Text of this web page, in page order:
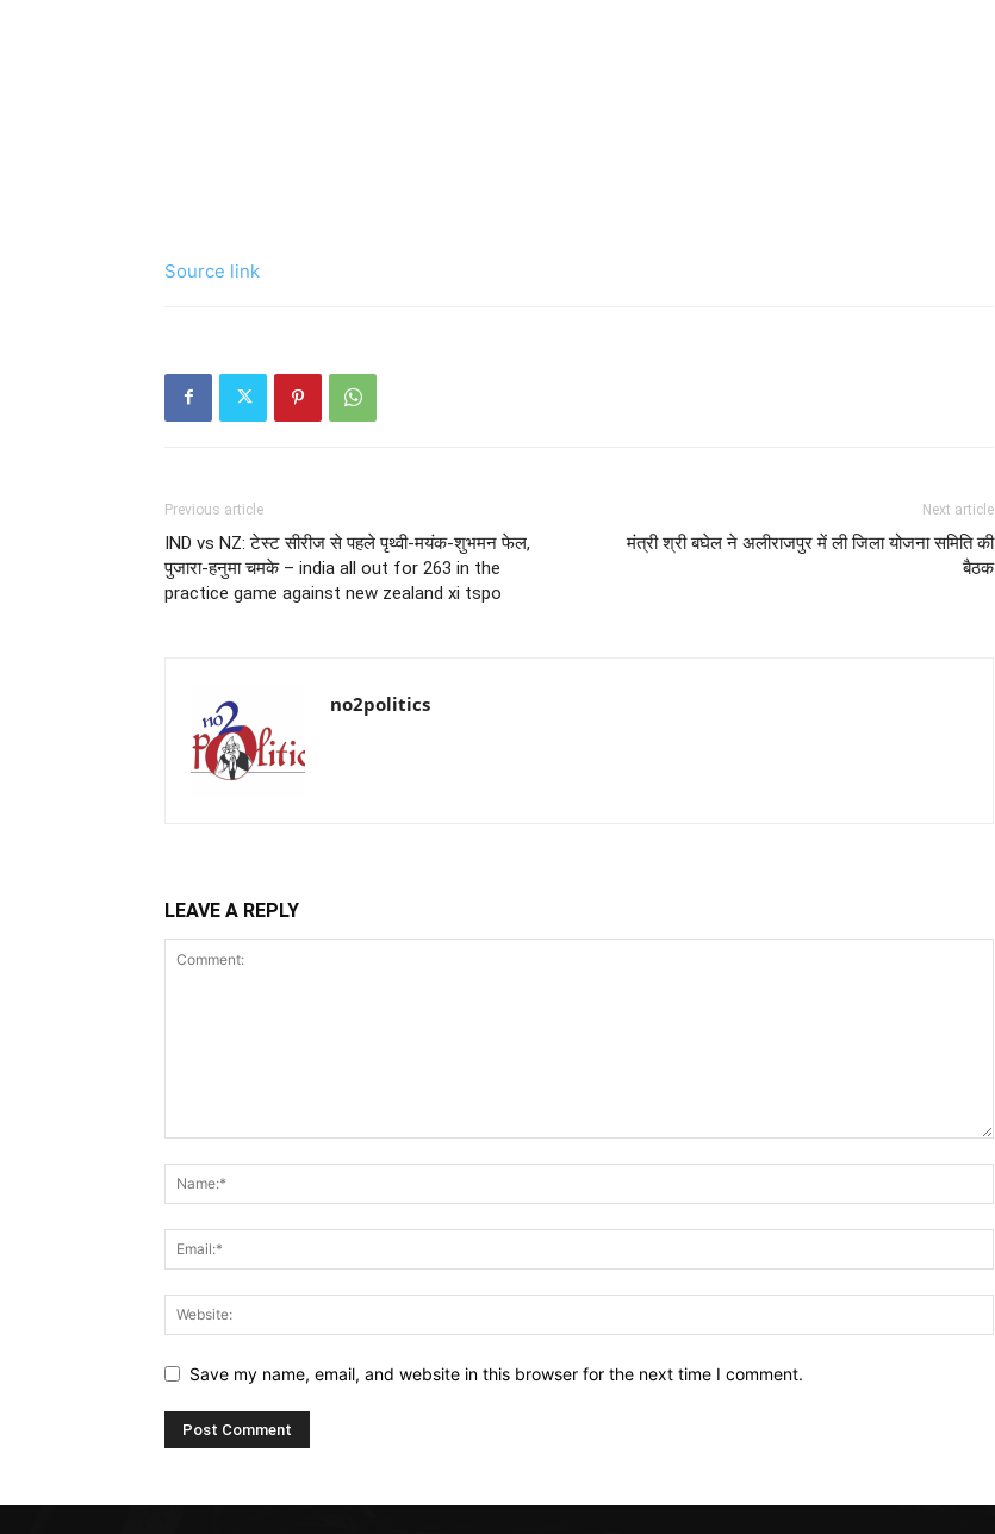
Source link
Previous article
IND vs NZ: टेस्ट सीरीज से पहले पृथ्वी-मयंक-शुभमन फेल,
पुजारा-हनुमा चमके – india all out for 263 in the
practice game against new zealand xi tspo
Next article
मंत्री श्री बघेल ने अलीराजपुर में ली जिला योजना समिति की
बैठक
no2politics
LEAVE A REPLY
Save my name, email, and website in this browser for the next time I comment.